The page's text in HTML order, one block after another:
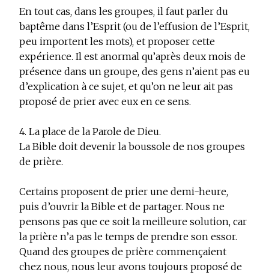
En tout cas, dans les groupes, il faut parler du
baptême dans l’Esprit (ou de l’effusion de l’Esprit,
peu importent les mots), et proposer cette
expérience. Il est anormal qu’après deux mois de
présence dans un groupe, des gens n’aient pas eu
d’explication à ce sujet, et qu’on ne leur ait pas
proposé de prier avec eux en ce sens.
4. La place de la Parole de Dieu.
La Bible doit devenir la boussole de nos groupes
de prière.
Certains proposent de prier une demi-heure,
puis d’ouvrir la Bible et de partager. Nous ne
pensons pas que ce soit la meilleure solution, car
la prière n’a pas le temps de prendre son essor.
Quand des groupes de prière commençaient
chez nous, nous leur avons toujours proposé de